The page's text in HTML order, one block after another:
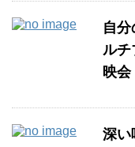
自
ルチ
映会
深い